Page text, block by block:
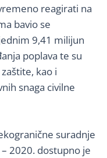
reagirati na
bavio se
9,41 milijun
poplava te su
kao i
snaga civilne
suradnje
2020. dostupno je